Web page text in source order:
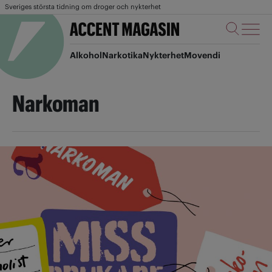
Sveriges största tidning om droger och nykterhet
AlkoholNarkotikaNykterhetMovendi
Narkoman